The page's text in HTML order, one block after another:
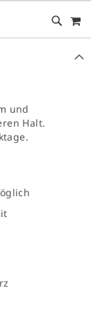
DIREKT
ZUM
ZU
und
Halt.